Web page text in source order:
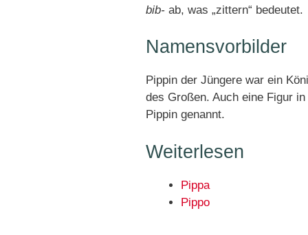
bib- ab, was „zittern“ bedeutet.
Namensvorbilder
Pippin der Jüngere war ein
des Großen. Auch eine Figur
Pippin genannt.
Weiterlesen
Pippa
Pippo